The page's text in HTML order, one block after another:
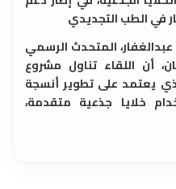
في الطب التجديدي
المتحدث الرسمي
أن اللقاء تناول مشروع
يعتمد على تطوير أنسجة
خلايا جذعية متقدمة،